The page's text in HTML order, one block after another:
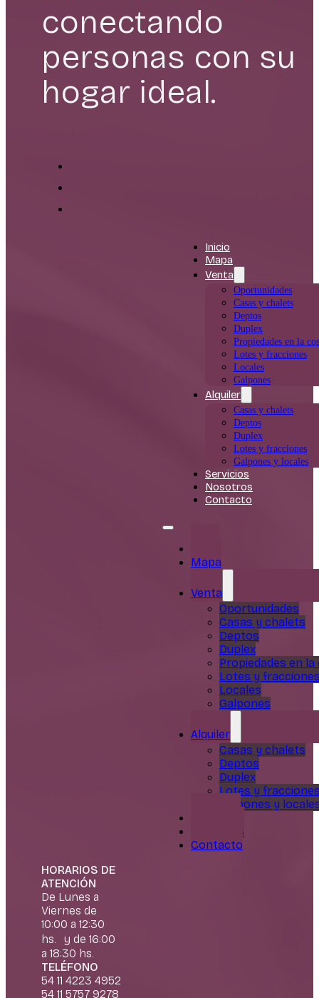
conectando
personas con su
hogar ideal.
Inicio
Mapa
Venta
Oportunidades
Casas y chalets
Deptos
Duplex
Propiedades en la
Lotes y fracciones
Locales
Galpones
Alquiler
Casas y chalets
Deptos
Duplex
Lotes y fracciones
Galpones y locales
Servicios
Nosotros
Contacto
Mapa
Venta
Oportunidades
Casas y chalets
Deptos
Duplex
Propiedades en
Lotes y
Locales
Galpones
Alquiler
Casas y chalets
Deptos
Duplex
Lotes y
Galpones y
Nosotros
Contacto
HORARIOS DE
ATENCIÓN
De Lunes a
Viernes de
10:00 a 12:30
hs. y de 16:00
a 18:30 hs.
TELÉFONO
54 11 4223 4952
54 11 5757 9278